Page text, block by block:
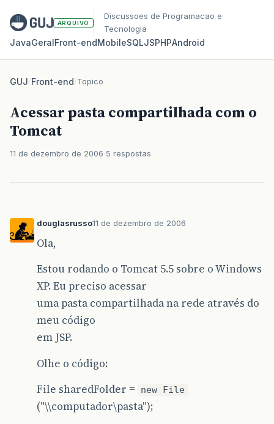
ARQUIVO
Discussoes de Programacao e
Tecnologia
JavaGeralFront‑endMobileSQLJSPHPAndroid
GUJ/Front-end/Topico
Acessar pasta compartilhada com o
Tomcat
11 de dezembro de 2006 5 respostas
douglasrusso11 de dezembro de 2006
Ola,
Estou rodando o Tomcat 5.5 sobre o Windows
XP. Eu preciso acessar
uma pasta compartilhada na rede através do
meu código
em JSP.
Olhe o código:
File sharedFolder =
new File
("\\computador\pasta");